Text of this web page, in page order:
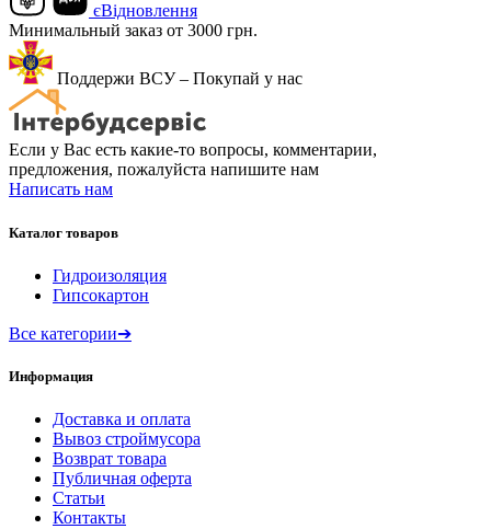
єВідновлення
Минимальный заказ от 3000 грн.
Поддержи ВСУ – Покупай у нас
Если у Вас есть какие-то вопросы, комментарии,
предложения, пожалуйста напишите нам
Написать нам
Каталог товаров
Гидроизоляция
Гипсокартон
Все категории➔
Информация
Доставка и оплата
Вывоз строймусора
Возврат товара
Публичная оферта
Статьи
Контакты